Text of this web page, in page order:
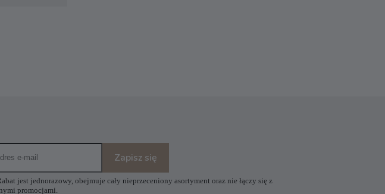
Zapisz się
jest jednorazowy, obejmuje cały nieprzeceniony asortyment oraz nie łączy się z
promocjami.